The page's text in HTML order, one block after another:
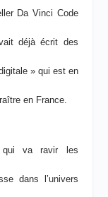
Da Vinci Code
déjà écrit des
» qui est en
en France.
qui va ravir les
dans l’univers